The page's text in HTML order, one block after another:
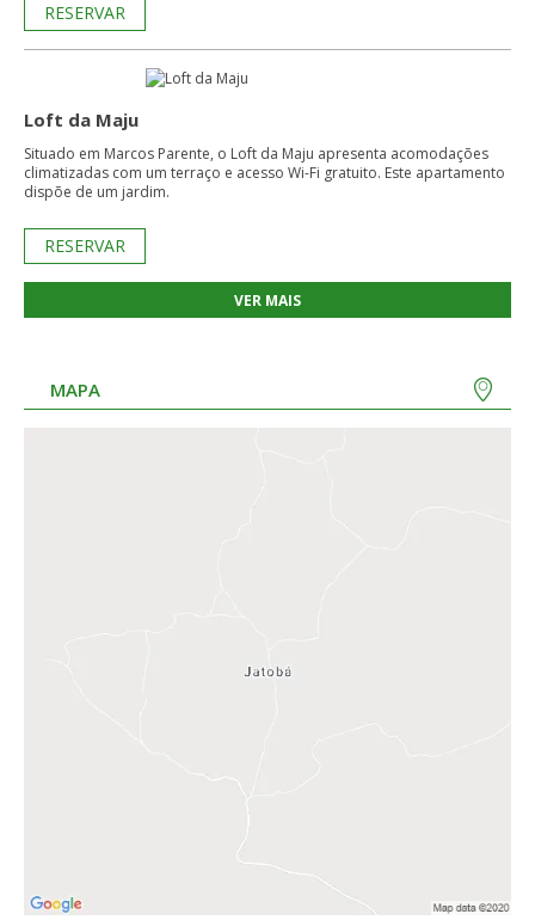
RESERVAR
Loft da Maju
Situado em Marcos Parente, o Loft da Maju apresenta acomodações
climatizadas com um terraço e acesso Wi-Fi gratuito. Este apartamento
dispõe de um jardim.
RESERVAR
VER MAIS
MAPA